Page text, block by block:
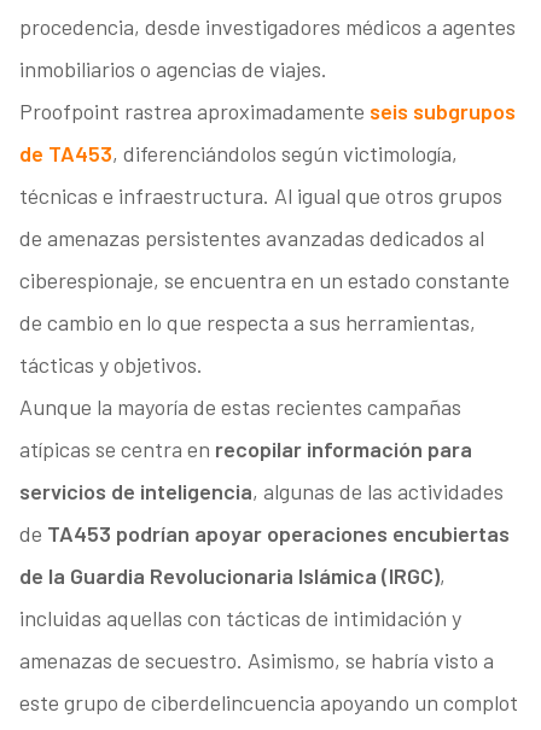
procedencia, desde investigadores médicos a agentes
inmobiliarios o agencias de viajes.
Proofpoint rastrea aproximadamente seis subgrupos
de TA453, diferenciándolos según victimología,
técnicas e infraestructura. Al igual que otros grupos
de amenazas persistentes avanzadas dedicados al
ciberespionaje, se encuentra en un estado constante
de cambio en lo que respecta a sus herramientas,
tácticas y objetivos.
Aunque la mayoría de estas recientes campañas
atípicas se centra en recopilar información para
servicios de inteligencia, algunas de las actividades
de TA453 podrían apoyar operaciones encubiertas
de la Guardia Revolucionaria Islámica (IRGC),
incluidas aquellas con tácticas de intimidación y
amenazas de secuestro. Asimismo, se habría visto a
este grupo de ciberdelincuencia apoyando un complot